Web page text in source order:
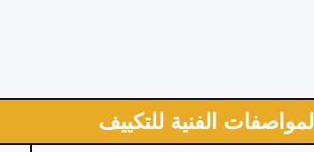
المواصفات الفنية للتكييف